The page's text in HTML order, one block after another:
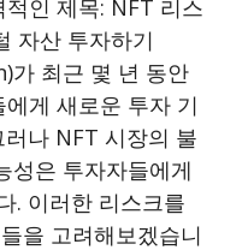
인 제목: NFT 리스
자산 투자하기
최근 몇 년 동안
게 새로운 투자 기
나 NFT 시장의 불
성은 투자자들에게
. 이러한 리스크를
을 고려해보겠습니